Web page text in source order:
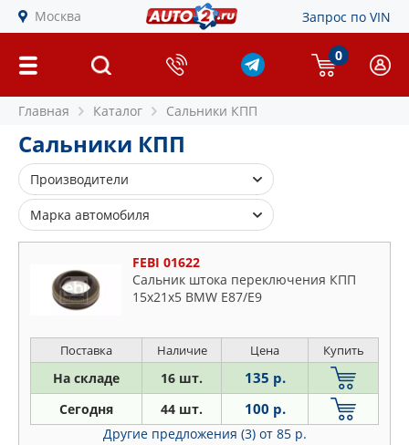
Москва Запрос по VIN
0
Главная Каталог Сальники КПП
Сальники КПП
Производители
AJUSA
AMIWA
CORTECO
ELRING
FEBEST
FEBI
FORD
Марка автомобиля
Alfa Romeo
Audi
BMW
Citroen
Daihatsu
Dodge
Fiat
FEBI 01622
Сальник штока переключения КПП
15х21х5 BMW E87/E9
Поставка Наличие Цена Купить
На складе 16 шт. 135 р.
Сегодня 44 шт. 100 р.
Другие предложения (3) от 85 р.